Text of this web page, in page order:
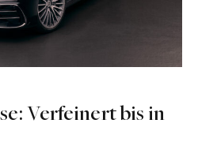
Verfeinert bis in